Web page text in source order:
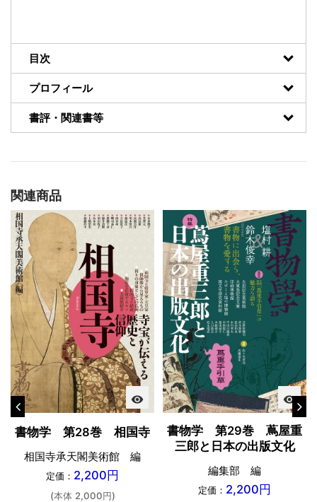
目次
プロフィール
書評・関連書等
関連商品
visibility
書物学 第28巻 相国寺
相国寺承天閣美術館 編
定価： 2,200円
(本体 2,000円)
visibility
書物学 第29巻 蔦屋重
三郎と日本の出版文化
編集部 編
定価： 2,200円